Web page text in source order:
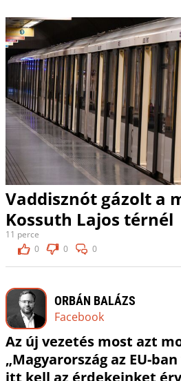
Vaddisznót gázolt a
Kossuth Lajos térnél
11 perce
0
0 0
ORBÁN BALÁZS
Facebook
Az új vezetés most azt
„Magyarország az EU-